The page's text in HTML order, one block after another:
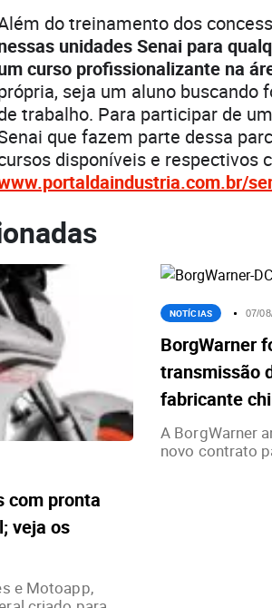
do treinamento dos
unidades Senai para
curso profissionalizante na
seja um aluno buscando
trabalho. Para participar de
que fazem parte dessa
disponíveis e respectivos
com pronta
veja os
e Motoapp,
NOTÍCIAS 07/
BorgWarner
transmissão
fabricante
A BorgWarner
novo contrato